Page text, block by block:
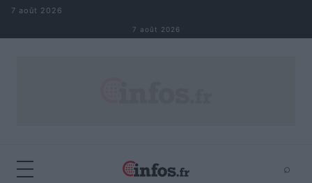
Aller au contenu
7 août 2026
7 août 2026
⌕